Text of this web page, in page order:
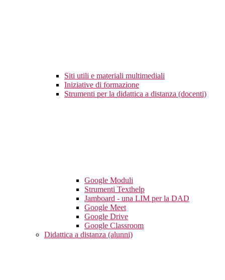
Siti utili e materiali multimediali
Iniziative di formazione
Strumenti per la didattica a distanza (docenti)
Google Moduli
Strumenti Texthelp
Jamboard - una LIM per la DAD
Google Meet
Google Drive
Google Classroom
Didattica a distanza (alunni)